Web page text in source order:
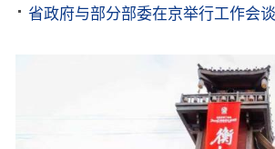
省政府与部分部委在京举行工作会